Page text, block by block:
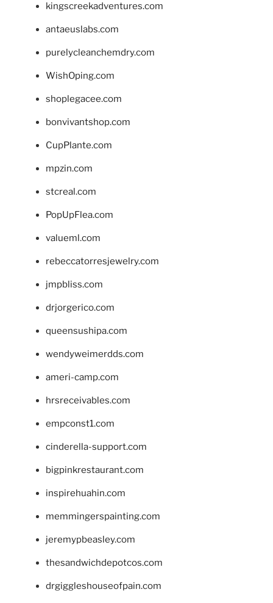
kingscreekadventures.com
antaeuslabs.com
purelycleanchemdry.com
WishOping.com
shoplegacee.com
bonvivantshop.com
CupPlante.com
mpzin.com
stcreal.com
PopUpFlea.com
valueml.com
rebeccatorresjewelry.com
jmpbliss.com
drjorgerico.com
queensushipa.com
wendyweimerdds.com
ameri-camp.com
hrsreceivables.com
empconst1.com
cinderella-support.com
bigpinkrestaurant.com
inspirehuahin.com
memmingerspainting.com
jeremypbeasley.com
thesandwichdepotcos.com
drgiggleshouseofpain.com